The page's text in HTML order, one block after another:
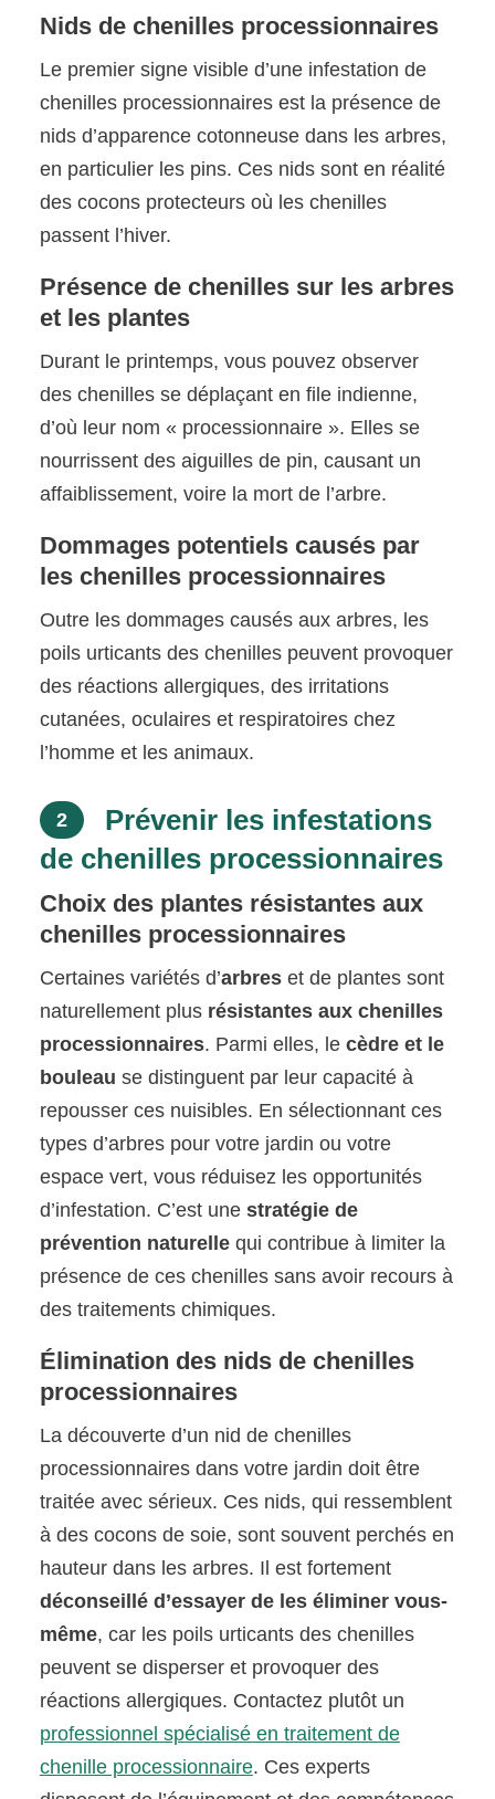
Nids de chenilles processionnaires
Le premier signe visible d’une infestation de
chenilles processionnaires est la présence de
nids d’apparence cotonneuse dans les arbres,
en particulier les pins. Ces nids sont en réalité
des cocons protecteurs où les chenilles
passent l’hiver.
Présence de chenilles sur les arbres
et les plantes
Durant le printemps, vous pouvez observer
des chenilles se déplaçant en file indienne,
d’où leur nom « processionnaire ». Elles se
nourrissent des aiguilles de pin, causant un
affaiblissement, voire la mort de l’arbre.
Dommages potentiels causés par
les chenilles processionnaires
Outre les dommages causés aux arbres, les
poils urticants des chenilles peuvent provoquer
des réactions allergiques, des irritations
cutanées, oculaires et respiratoires chez
l’homme et les animaux.
2
Prévenir les infestations
de chenilles processionnaires
Choix des plantes résistantes aux
chenilles processionnaires
Certaines variétés d’arbreset de plantes sont
naturellement plus résistantes aux chenilles
processionnaires. Parmi elles, le cèdre et le
bouleau se distinguent par leur capacité à
repousser ces nuisibles. En sélectionnant ces
types d’arbres pour votre jardin ou votre
espace vert, vous réduisez les opportunités
d’infestation. C’est une stratégie de
prévention naturellequi contribue à limiter la
présence de ces chenilles sans avoir recours à
des traitements chimiques.
Élimination des nids de chenilles
processionnaires
La découverte d’un nid de chenilles
processionnaires dans votre jardin doit être
traitée avec sérieux. Ces nids, qui ressemblent
à des cocons de soie, sont souvent perchés en
hauteur dans les arbres. Il est fortement
déconseillé d’essayer de les éliminer vous-
même, car les poils urticants des chenilles
peuvent se disperser et provoquer des
réactions allergiques. Contactez plutôt un
professionnel spécialisé en traitement de
chenille processionnaire. Ces experts